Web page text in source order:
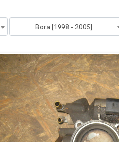
Bora [1998 - 2005]